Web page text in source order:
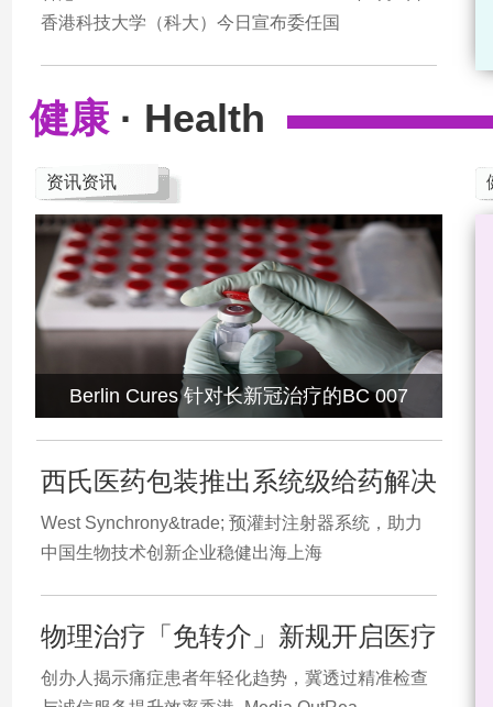
香港科技大学（科大）今日宣布委任国
健康 · Health
资讯资讯
Berlin Cures 针对长新冠治疗的BC 007
西氏医药包装推出系统级给药解决
West Synchrony&trade; 预灌封注射器系统，助力
中国生物技术创新企业稳健出海上海
物理治疗「免转介」新规开启医疗
创办人揭示痛症患者年轻化趋势，冀透过精准检查